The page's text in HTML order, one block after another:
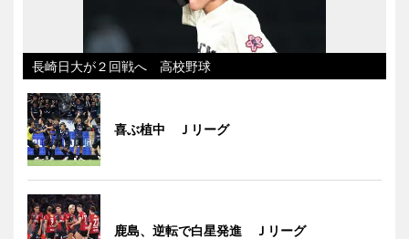
長崎日大が２回戦へ 高校野球
喜ぶ植中 Ｊリーグ
鹿島、逆転で白星発進 Ｊリーグ